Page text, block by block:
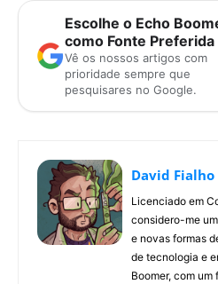
Escolhe o Echo
como Fonte Preferida
Vê os nossos artigos com
prioridade sempre que
pesquisares no Google.
David Fialho
Licenciado em
considero-me
e novas formas
de tecnologia e
Boomer, com